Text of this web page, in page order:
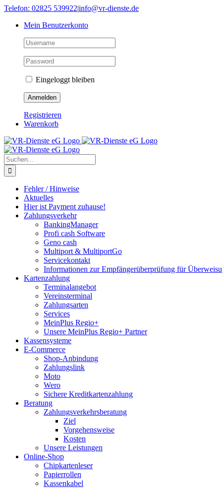
Skip
content
Telefon: 02825 539922|info@vr-dienste.de
Mein Benutzerkonto
Eingeloggt bleiben
Registrieren
Warenkorb
Suche
nach:
Fehler / Hinweise
Aktuelles
Hier ist Payment zuhause!
Zahlungsverkehr
BankingManager
Profi cash Software
Geno cash
Multiport & MultiportGo
Servicekontakt
Informationen zur Empfängerüberprüfung für
Kartenzahlung
Terminalangebot
Vereinsterminal
Zahlungsarten
Services
MeinPlus Regio+
Unsere MeinPlus Regio+ Partner
Kassensysteme
E-Commerce
Shop-Anbindung
Zahlungslink
Moto
Wero
Sichere Kreditkartenzahlung
Beratung
Zahlungsverkehrsberatung
Ziel
Vorgehensweise
Kosten
Unsere Leistungen
Online-Shop
Chipkartenleser
Papierrollen
Kassenkabel